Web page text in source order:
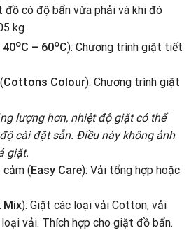
có độ bẩn vừa phải và khi đó
kg
40oC – 60oC): Chương trình giặt tiết
Cottons Colour): Chương trình giặt
lượng hơn, nhiệt độ giặt có thể
cài đặt sẵn. Điều này không ảnh
giặt.
cảm (Easy Care): Vải tổng hợp hoặc
Mix): Giặt các loại vải Cotton, vải
vải. Thích hợp cho giặt đồ bẩn.